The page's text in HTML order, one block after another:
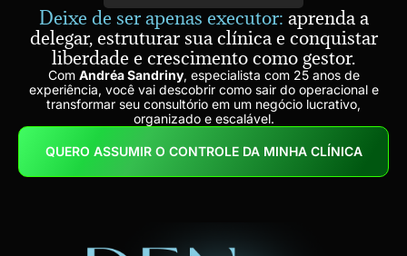
Deixe de ser apenas executor: aprenda a
delegar, estruturar sua clínica e conquistar
liberdade e crescimento como gestor.
Com Andréa Sandriny, especialista com 25 anos de
experiência, você vai descobrir como sair do operacional e
transformar seu consultório em um negócio lucrativo,
organizado e escalável.
QUERO ASSUMIR O CONTROLE DA MINHA CLÍNICA